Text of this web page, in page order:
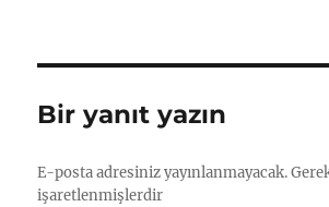
Bir yanıt yazın
E-posta adresiniz yayınlanmayacak.
işaretlenmişlerdir